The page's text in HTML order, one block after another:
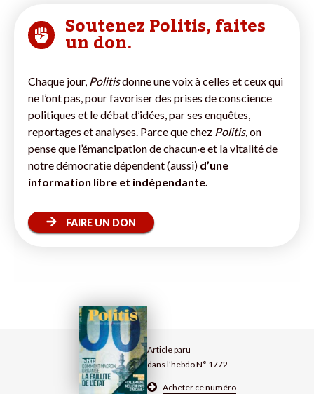
Article paru
dans l’hebdo N° 1772
Acheter ce numéro
Soutenez Politis, faites
un don.
Chaque jour, Politisdonne une voix à celles et ceux qui
ne l’ont pas, pour favoriser des prises de conscience
politiques et le débat d’idées, par ses enquêtes,
reportages et analyses. Parce que chez Politis, on
pense que l’émancipation de chacun·e et la vitalité de
notre démocratie dépendent (aussi) d’une
information libre et indépendante.
FAIRE UN DON